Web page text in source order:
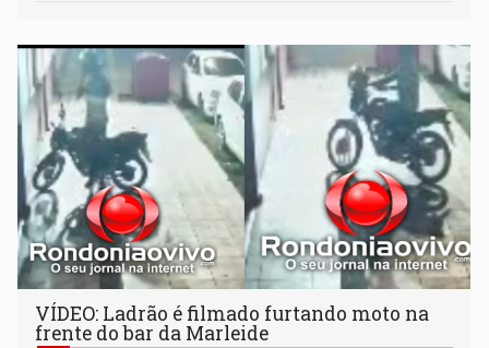
VÍDEO: Ladrão é filmado furtando moto na
frente do bar da Marleide